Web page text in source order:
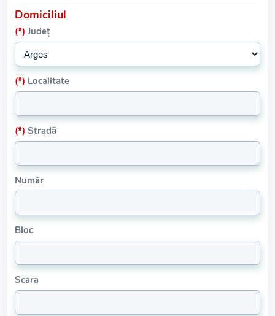
Domiciliul
(*) Județ
(*) Localitate
(*) Stradă
Număr
Bloc
Scara